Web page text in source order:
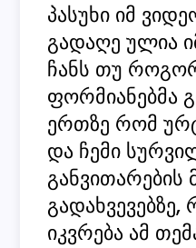
პასუხი იმ
გადაღე ულია
ჩანს თუ
ფორმიანებმა
ერთზე რომ
და ჩემი
განვითარების
იკვრება ამ